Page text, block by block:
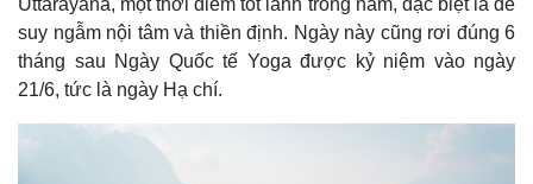
Uttarayana, một thời điểm tốt lành trong năm, đặc biệt là để
suy ngẫm nội tâm và thiền định. Ngày này cũng rơi đúng 6
tháng sau Ngày Quốc tế Yoga được kỷ niệm vào ngày
21/6, tức là ngày Hạ chí.